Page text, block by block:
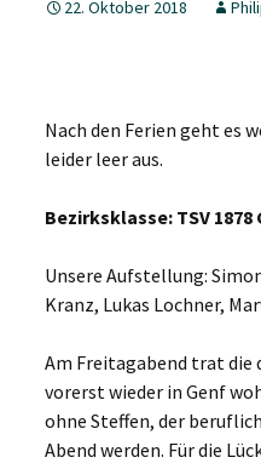
Jungen 15 I
22. Oktober 2018
Nach den Ferien geht es
leider leer aus.
Bezirksklasse: TSV 1878
Unsere Aufstellung:
Kranz, Lukas Lochner,
Am Freitagabend trat die
vorerst wieder in Genf
ohne Steffen, der
Abend werden. Für die